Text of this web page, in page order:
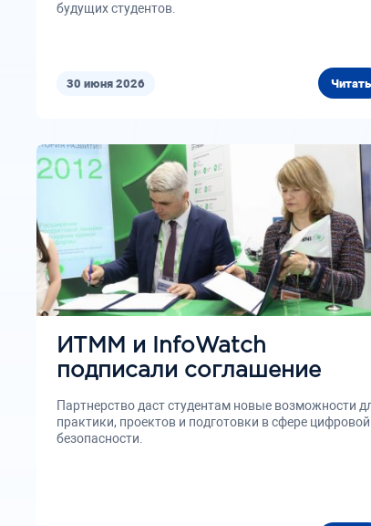
30 июня 2026 Читать
будущих студентов.
ИТММ и InfoWatch
подписали соглашение
Партнерство даст студентам новые возможности
практики, проектов и подготовки в сфере цифровой
безопасности.